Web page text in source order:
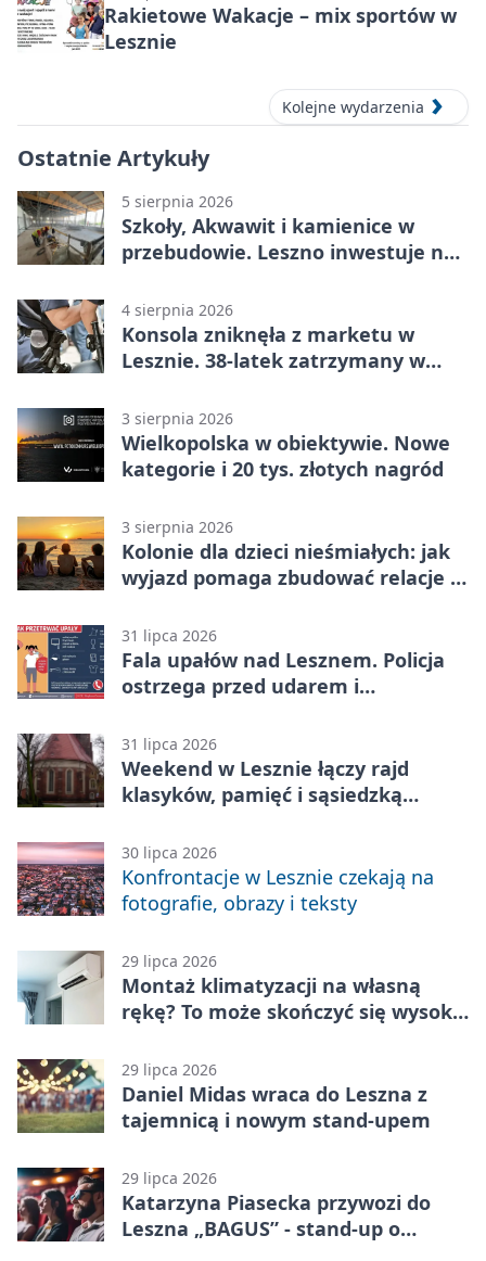
Rakietowe Wakacje – mix sportów w
Lesznie
Kolejne wydarzenia
Ostatnie Artykuły
5 sierpnia 2026
Szkoły, Akwawit i kamienice w
przebudowie. Leszno inwestuje na
4 sierpnia 2026
Konsola zniknęła z marketu w
Lesznie. 38-latek zatrzymany w
3 sierpnia 2026
Wielkopolska w obiektywie. Nowe
kategorie i 20 tys. złotych nagród
3 sierpnia 2026
Kolonie dla dzieci nieśmiałych: jak
wyjazd pomaga zbudować relacje z
31 lipca 2026
Fala upałów nad Lesznem. Policja
ostrzega przed udarem i
31 lipca 2026
Weekend w Lesznie łączy rajd
klasyków, pamięć i sąsiedzką
30 lipca 2026
Konfrontacje w Lesznie czekają na
fotografie, obrazy i teksty
29 lipca 2026
Montaż klimatyzacji na własną
rękę? To może skończyć się wysoką
29 lipca 2026
Daniel Midas wraca do Leszna z
tajemnicą i nowym stand-upem
29 lipca 2026
Katarzyna Piasecka przywozi do
Leszna „BAGUS” - stand-up o